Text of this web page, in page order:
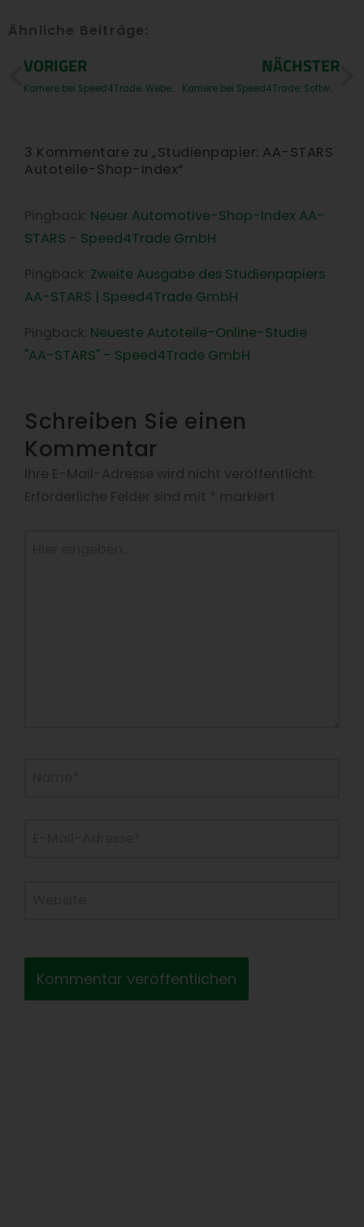
Ähnliche Beiträge:
Prev
VORIGER
Karriere bei Speed4Trade: Webentwickler (m/w/d)
NÄCHSTER
Karriere bei Speed4Trade: Softwareentwickler (m/w/d)
3 Kommentare zu „Studienpapier: AA-STARS
Autoteile-Shop-Index“
Pingback: Neuer Automotive-Shop-Index AA-
STARS - Speed4Trade GmbH
Pingback: Zweite Ausgabe des Studienpapiers
AA-STARS | Speed4Trade GmbH
Pingback: Neueste Autoteile-Online-Studie
"AA-STARS" - Speed4Trade GmbH
Schreiben Sie einen
Kommentar
Ihre E-Mail-Adresse wird nicht veröffentlicht.
Erforderliche Felder sind mit
markiert